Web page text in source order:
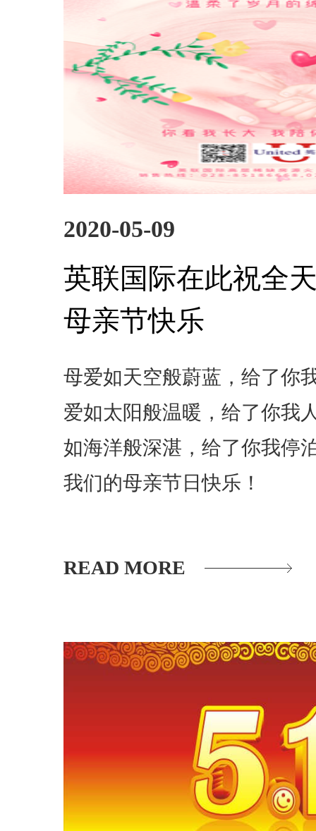
2020-05-09
英联国际在此祝全
母亲节快乐
母爱如天空般蔚蓝，给了你
爱如太阳般温暖，给了你我
如海洋般深湛，给了你我停
我们的母亲节日快乐！
READ MORE